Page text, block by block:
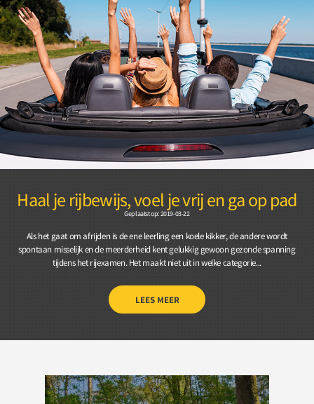
Haal je rijbewijs, voel je vrij en ga op pad
Geplaatst op: 2019-03-22
Als het gaat om afrijden is de ene leerling een koele kikker, de andere wordt
spontaan misselijk en de meerderheid kent gelukkig gewoon gezonde spanning
tijdens het rijexamen. Het maakt niet uit in welke categorie...
LEES MEER